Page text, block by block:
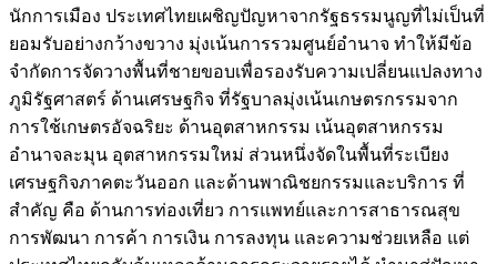
นักการเมือง ประเทศไทยเผชิญปัญหาจากรัฐธรรมนูญที่ไม่เป็นที่
ยอมรับอย่างกว้างขวาง มุ่งเน้นการรวมศูนย์อำนาจ ทำให้มีข้อ
จำกัดการจัดวางพื้นที่ชายขอบเพื่อรองรับความเปลี่ยนแปลงทาง
ภูมิรัฐศาสตร์ ด้านเศรษฐกิจ ที่รัฐบาลมุ่งเน้นเกษตรกรรมจาก
การใช้เกษตรอัจฉริยะ ด้านอุตสาหกรรม เน้นอุตสาหกรรม
อำนาจละมุน อุตสาหกรรมใหม่ ส่วนหนึ่งจัดในพื้นที่ระเบียง
เศรษฐกิจภาคตะวันออก และด้านพาณิชยกรรมและบริการ ที่
สำคัญ คือ ด้านการท่องเที่ยว การแพทย์และการสาธารณสุข
การพัฒนา การค้า การเงิน การลงทุน และความช่วยเหลือ แต่